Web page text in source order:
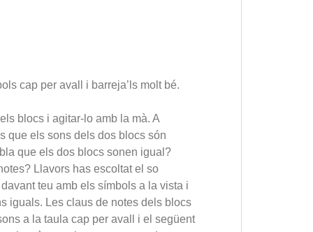
cap per avall i barreja’ls molt bé.
blocs i agitar-lo amb la mà. A
que els sons dels dos blocs són
que els dos blocs sonen igual?
Llavors has escoltat el so
teu amb els símbols a la vista i
iguals. Les claus de notes dels blocs
a la taula cap per avall i el següent